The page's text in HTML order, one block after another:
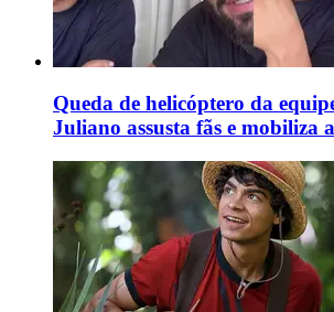
Queda de helicóptero da
Juliano assusta fãs e mobiliza